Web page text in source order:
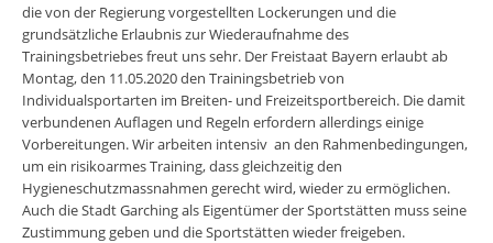
die von der Regierung vorgestellten Lockerungen und die
grundsätzliche Erlaubnis zur Wiederaufnahme des
Trainingsbetriebes freut uns sehr. Der Freistaat Bayern erlaubt ab
Montag, den 11.05.2020 den Trainingsbetrieb von
Individualsportarten im Breiten- und Freizeitsportbereich. Die damit
verbundenen Auflagen und Regeln erfordern allerdings einige
Vorbereitungen. Wir arbeiten intensiv an den Rahmenbedingungen,
um ein risikoarmes Training, dass gleichzeitig den
Hygieneschutzmassnahmen gerecht wird, wieder zu ermöglichen.
Auch die Stadt Garching als Eigentümer der Sportstätten muss seine
Zustimmung geben und die Sportstätten wieder freigeben.